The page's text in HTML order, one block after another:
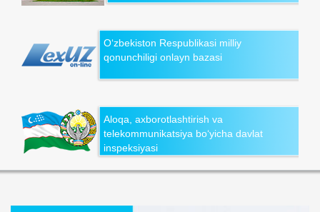
O‘zbekiston Respublikasi milliy
qonunchiligi onlayn bazasi
Aloqa, axborotlashtirish va
telekommunikatsiya bo‘yicha davlat
inspeksiyasi